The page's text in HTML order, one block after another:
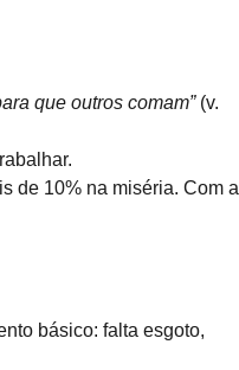
que outros comam” (v.
de 10% na miséria. Com a
básico: falta esgoto,